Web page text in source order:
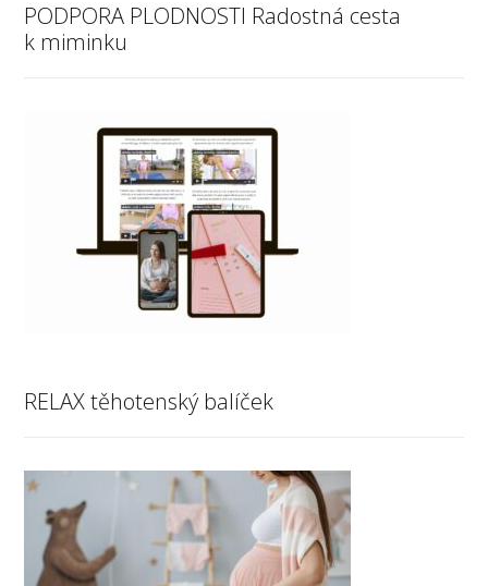
PODPORA PLODNOSTI Radostná cesta
k miminku
RELAX těhotenský balíček